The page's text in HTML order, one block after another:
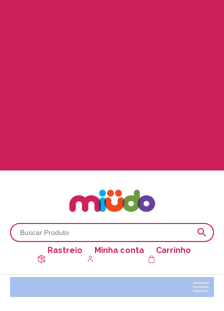
Rastreio Minha conta Carrinho